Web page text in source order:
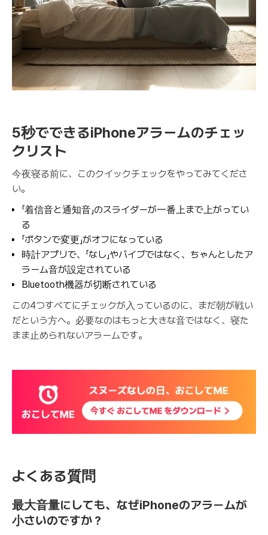
5秒でできるiPhoneアラームのチェッ
クリスト
今夜寝る前に、このクイックチェックをやってみてくださ
い。
「着信音と通知音」のスライダーが一番上まで上がってい
る
「ボタンで変更」がオフになっている
時計アプリで、「なし」やバイブではなく、ちゃんとしたア
ラーム音が設定されている
Bluetooth機器が切断されている
この4つすべてにチェックが入っているのに、まだ朝が戦い
だという方へ。必要なのはもっと大きな音ではなく、寝た
まま止められないアラームです。
よくある質問
最大音量にしても、なぜiPhoneのアラームが
小さいのですか？